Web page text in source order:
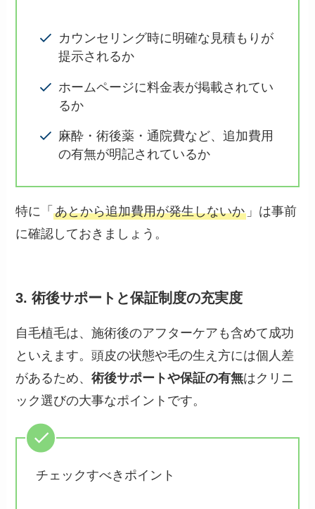
カウンセリング時に明確な見積もりが
提示されるか
ホームページに料金表が掲載されてい
るか
麻酔・術後薬・通院費など、追加費用
の有無が明記されているか
特に「あとから追加費用が発生しないか 」は事前
に確認しておきましょう。
3. 術後サポートと保証制度の充実度
自毛植毛は、施術後のアフターケアも含めて成功
といえます。頭皮の状態や毛の生え方には個人差
があるため、術後サポートや保証の有無はクリニ
ック選びの大事なポイントです。
チェックすべきポイント